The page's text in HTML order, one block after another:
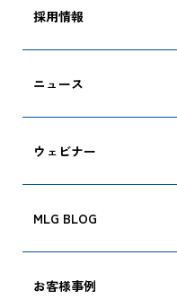
採用情報
ニュース
ウェビナー
MLG BLOG
お客様事例